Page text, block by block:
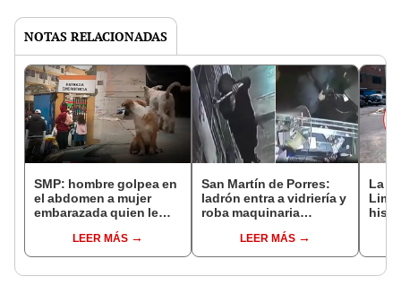
NOTAS RELACIONADAS
SMP: hombre golpea en
el abdomen a mujer
embarazada quien le
LEER MÁS
San Martín de Porres:
ladrón entra a vidriería y
roba maquinaria
LEER MÁS
La